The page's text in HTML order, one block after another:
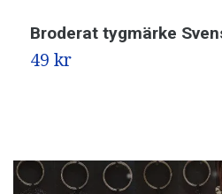
Broderat tygmärke
49 kr